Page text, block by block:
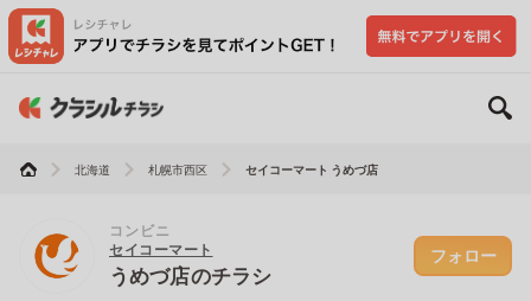
北海道 札幌市西区 セイコーマート うめづ店
コンビニ
セイコーマート
うめづ店のチラシ
フォロー